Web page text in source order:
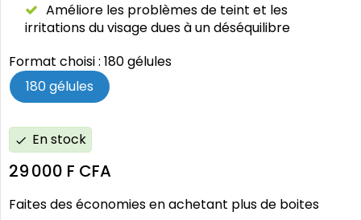
Améliore les problèmes de teint et les
irritations du visage dues à un déséquilibre
Format choisi : 180 gélules
180 gélules
check En stock
29 000 F CFA
Faites des économies en achetant plus de boites